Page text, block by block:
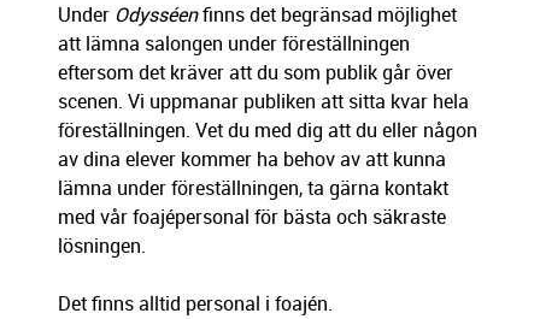
Under Odysséenfinns det begränsad möjlighet
att lämna salongen under föreställningen
eftersom det kräver att du som publik går över
scenen. Vi uppmanar publiken att sitta kvar hela
föreställningen. Vet du med dig att du eller någon
av dina elever kommer ha behov av att kunna
lämna under föreställningen, ta gärna kontakt
med vår foajépersonal för bästa och säkraste
lösningen.
Det finns alltid personal i foajén.